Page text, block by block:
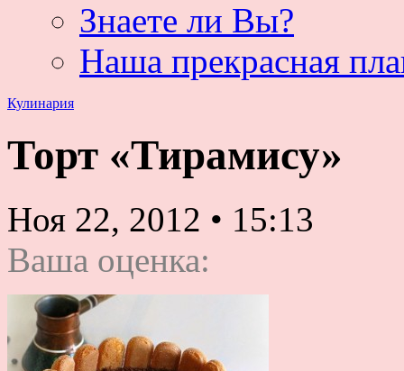
Знаете ли Вы?
Наша прекрасная
Кулинария
Торт «Тирамису»
Ноя 22, 2012 • 15:13
Ваша оценка: